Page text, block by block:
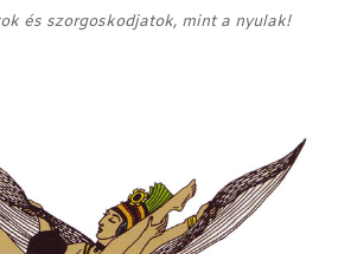
és szorgoskodjatok, mint a nyulak!